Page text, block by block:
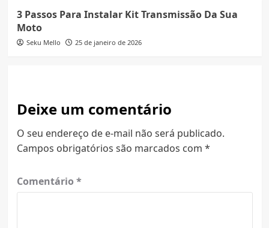
3 Passos Para Instalar Kit Transmissão Da Sua
Moto
Seku Mello 25 de janeiro de 2026
Deixe um comentário
O seu endereço de e-mail não será publicado.
Campos obrigatórios são marcados com *
Comentário *